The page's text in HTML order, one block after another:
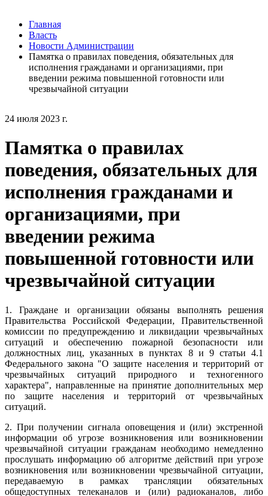
24 июля 2023 г.
Памятка о правилах
поведения, обязательных для
исполнения гражданами и
организациями, при
введении режима
повышенной готовности или
чрезвычайной ситуации
1. Граждане и организации обязаны выполнять решения
Правительства Российской Федерации, Правительственной
комиссии по предупреждению и ликвидации чрезвычайных
ситуаций и обеспечению пожарной безопасности или
должностных лиц, указанных впунктах 8и 9 статьи 4.1
Федерального закона "О защите населения и территорий от
чрезвычайных ситуаций природного и техногенного
характера", направленные на принятие дополнительных мер
по защите населения и территорий от чрезвычайных
ситуаций.
2. При получении сигнала оповещения и (или) экстренной
информации об угрозе возникновения или возникновении
чрезвычайной ситуации гражданам необходимо немедленно
прослушать информацию об алгоритме действий при угрозе
возникновения или возникновении чрезвычайной ситуации,
передаваемую в рамках трансляции обязательных
общедоступных телеканалов и (или) радиоканалов, либо
Главная
Власть
Новости Администрации
Памятка о правилах поведения, обязательных для
исполнения гражданами и организациями, при
введении режима повышенной готовности или
чрезвычайной ситуации